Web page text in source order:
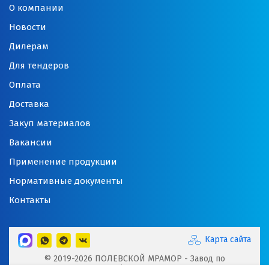
О компании
Новости
Дилерам
Для тендеров
Оплата
Доставка
Закуп материалов
Вакансии
Применение продукции
Нормативные документы
Контакты
Карта сайта
© 2019-2026 ПОЛЕВСКОЙ МРАМОР - Завод по